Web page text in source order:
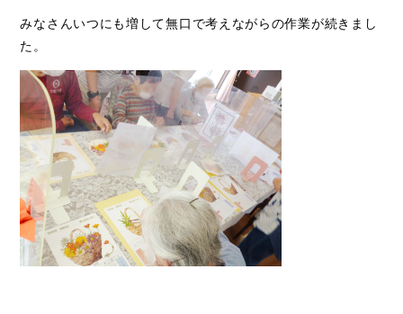
みなさんいつにも増して無口で考えながらの作業が続きまし
た。